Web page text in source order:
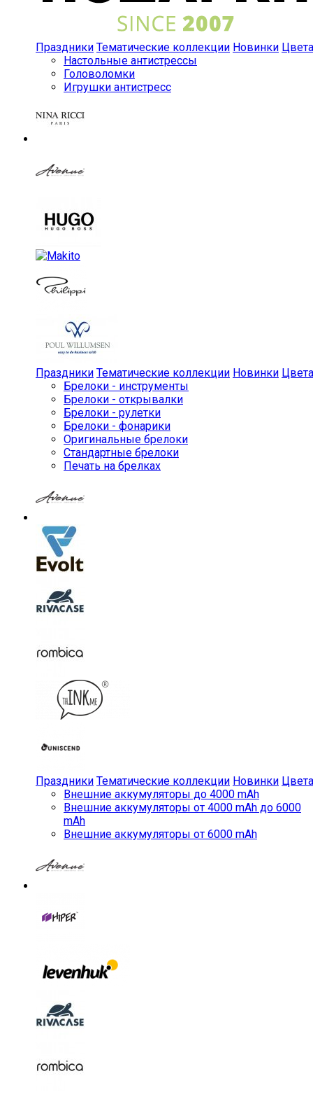
Праздники Тематические коллекции Новинки Цвета
Настольные антистрессы
Головоломки
Игрушки антистресс
Праздники Тематические коллекции Новинки Цвета
Брелоки - инструменты
Брелоки - открывалки
Брелоки - рулетки
Брелоки - фонарики
Оригинальные брелоки
Стандартные брелоки
Печать на брелках
Праздники Тематические коллекции Новинки Цвета
Внешние аккумуляторы до 4000 mAh
Внешние аккумуляторы от 4000 mAh до 6000
mAh
Внешние аккумуляторы от 6000 mAh